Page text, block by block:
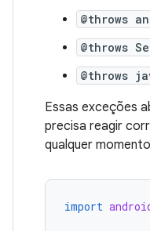
@throws
@throws
@throws
Essas exceções
precisa reagir
qualquer
import